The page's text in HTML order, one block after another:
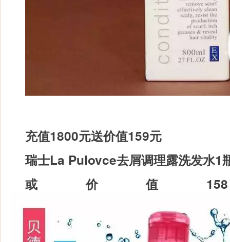
充值1800元送价值159元
瑞士La Pulovce去屑调理露洗发水1
或价值